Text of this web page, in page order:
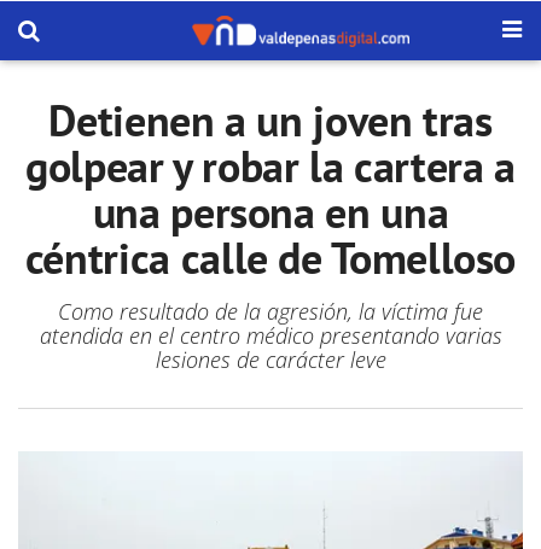
Detienen a un joven tras
golpear y robar la cartera a
una persona en una
céntrica calle de Tomelloso
Como resultado de la agresión, la víctima fue
atendida en el centro médico presentando varias
lesiones de carácter leve